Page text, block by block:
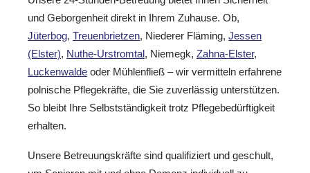
und Geborgenheit direkt in Ihrem Zuhause. Ob,
Jüterbog, Treuenbrietzen, Niederer Fläming, Jessen
(Elster), Nuthe-Urstromtal, Niemegk, Zahna-Elster,
Luckenwalde oder Mühlenfließ – wir vermitteln erfahrene
polnische Pflegekräfte, die Sie zuverlässig unterstützen.
So bleibt Ihre Selbstständigkeit trotz Pflegebedürftigkeit
erhalten.
Unsere Betreuungskräfte sind qualifiziert und geschult,